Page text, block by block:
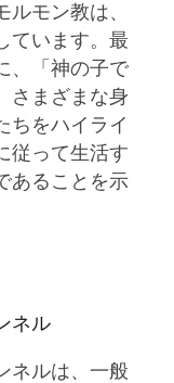
モン教は、
ています。最
、「神の子で
さまざまな身
ちをハイライ
従って生活す
あることを示
ネル
ネルは、一般